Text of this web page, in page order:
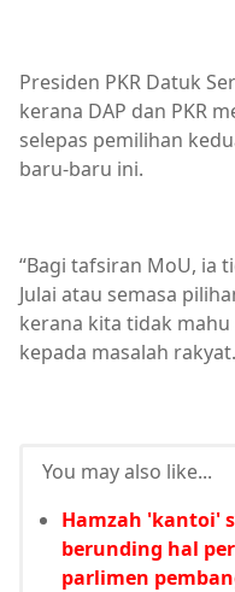
Presiden PKR Datuk
kerana DAP dan PKR
selepas pemilihan
baru-baru ini.
“Bagi tafsiran MoU, ia
Julai atau semasa
kerana kita tidak
kepada masalah rakyat.
You may also like...
Hamzah 'kantoi'
berunding hal
parlimen